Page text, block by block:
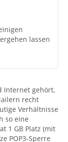
lassen
Internet gehört,
recht
Verhältnisse
so eine
1 GB Platz (mit
POP3-Sperre